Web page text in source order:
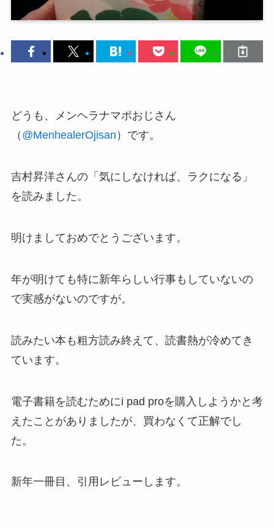
どうも、メンヘラナマポおじさん
（ @MenhealerOjisan ）です。
吉村昇洋さんの「気にしなければ、ラクになる」
を読みました。
明けましておめでとうございます。
年が明けても特に新年らしい行事もしていないの
で実感がないのですが。
読みたい本も粗方読み終えて、読書熱が冷めてき
ています。
電子書籍を読むためにi pad proを購入しようかと考
えたことがありましたが、買わなくて正解でし
た。
新年一冊目、引用レビューします。